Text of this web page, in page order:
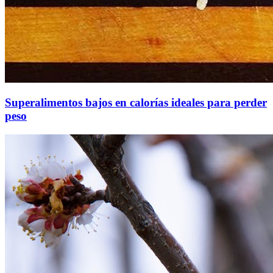
Superalimentos bajos en calorías ideales para perder
peso